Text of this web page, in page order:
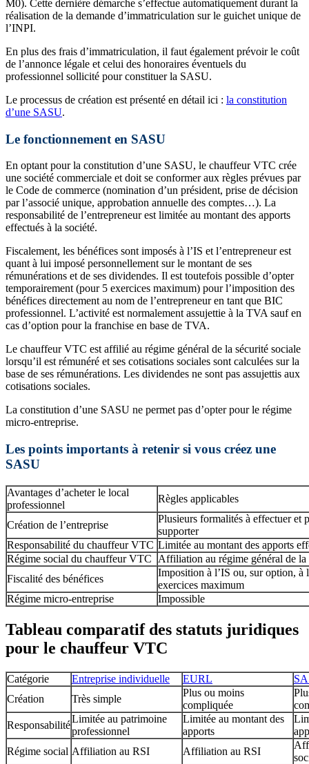
M0). Cette dernière démarche s’effectue automatiquement durant la
réalisation de la demande d’immatriculation sur le guichet unique de
l’INPI.
En plus des frais d’immatriculation, il faut également prévoir le coût
de l’annonce légale et celui des honoraires éventuels du
professionnel sollicité pour constituer la SASU.
Le processus de création est présenté en détail ici : la constitution
d’une SASU.
Le fonctionnement en SASU
En optant pour la constitution d’une SASU, le chauffeur VTC crée
une société commerciale et doit se conformer aux règles prévues par
le Code de commerce (nomination d’un président, prise de décision
par l’associé unique, approbation annuelle des comptes…). La
responsabilité de l’entrepreneur est limitée au montant des apports
effectués à la société.
Fiscalement, les bénéfices sont imposés à l’IS et l’entrepreneur est
quant à lui imposé personnellement sur le montant de ses
rémunérations et de ses dividendes. Il est toutefois possible d’opter
temporairement (pour 5 exercices maximum) pour l’imposition des
bénéfices directement au nom de l’entrepreneur en tant que BIC
professionnel. L’activité est normalement assujettie à la TVA sauf en
cas d’option pour la franchise en base de TVA.
Le chauffeur VTC est affilié au régime général de la sécurité sociale
lorsqu’il est rémunéré et ses cotisations sociales sont calculées sur la
base de ses rémunérations. Les dividendes ne sont pas assujettis aux
cotisations sociales.
La constitution d’une SASU ne permet pas d’opter pour le régime
micro-entreprise.
Les points importants à retenir si vous créez une
SASU
Avantages d’acheter le local
professionnel
Règles applicables
Création de l’entreprise
Plusieurs formalités à effectuer et
supporter
Responsabilité du chauffeur VTC Limitée au montant des apports
Régime social du chauffeur VTC
Affiliation au régime général de la
Fiscalité des bénéfices
Imposition à l’IS ou, sur option, à
exercices maximum
Régime micro-entreprise
Impossible
Tableau comparatif des statuts juridiques
pour le chauffeur VTC
Catégorie Entreprise individuelle EURL
Création
Très simple
Plus ou moins
compliquée
Responsabilité
Limitée au patrimoine
professionnel
Limitée au montant des
apports
Régime social Affiliation au RSI Affiliation au RSI